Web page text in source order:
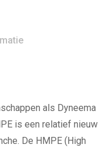
als Dyneema
is een relatief nieuw
De HMPE (High